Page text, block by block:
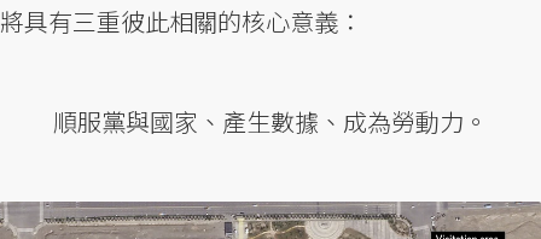
將具有三重彼此相關的核心意義：
順服黨與國家、產生數據、成為勞動力。